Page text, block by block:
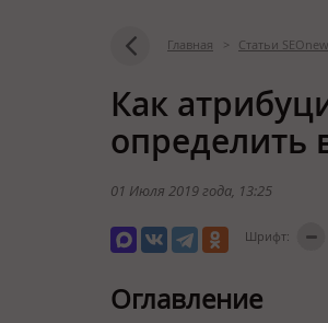
Главная > Статьи
Как
определить
01 Июля 2019 года , 13:25
Шрифт:
Оглавление